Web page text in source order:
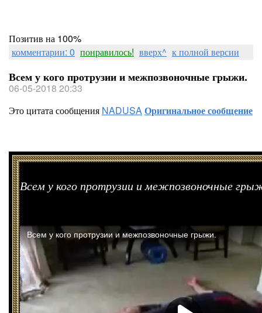
Позитив на 100%
комментарии: 0 понравилось! вверх^ к полной версии
Всем у кого протрузии и межпозвоночные грыжи.
06-05-2018 20:33
Это цитата сообщения NADUSAОригинальное сообщение
Всем у кого протрузии и межпозвоночные